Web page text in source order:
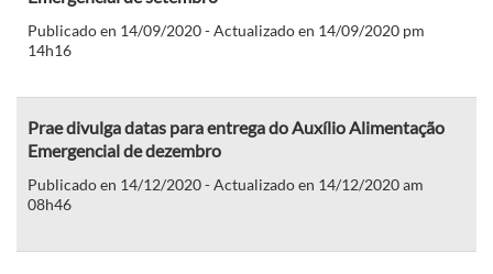
Publicado en 14/09/2020 - Actualizado en 14/09/2020 pm
14h16
Prae divulga datas para entrega do Auxílio Alimentação
Emergencial de dezembro
Publicado en 14/12/2020 - Actualizado en 14/12/2020 am
08h46